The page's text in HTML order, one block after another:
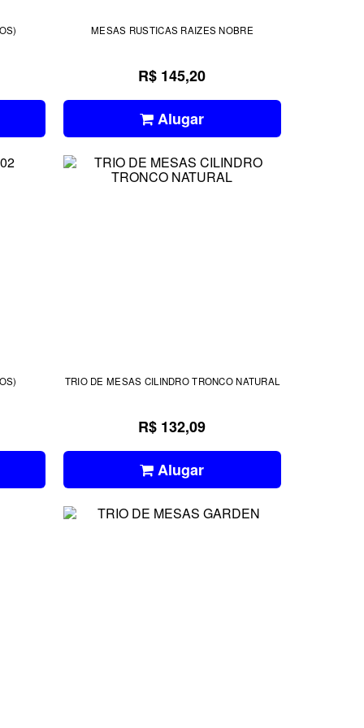
MESAS RUSTICAS RAIZES NOBRE
R$ 145,20
Alugar
TRIO DE MESAS CILINDRO TRONCO NATURAL
R$ 132,09
Alugar